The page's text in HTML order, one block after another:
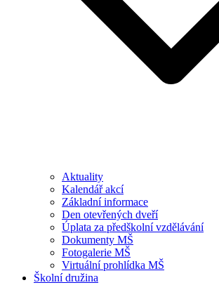
Aktuality
Kalendář akcí
Základní informace
Den otevřených dveří
Úplata za předškolní vzdělávání
Dokumenty MŠ
Fotogalerie MŠ
Virtuální prohlídka MŠ
Školní družina